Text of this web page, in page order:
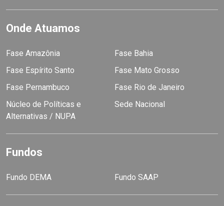
Onde Atuamos
Fase Amazônia
Fase Bahia
Fase Espírito Santo
Fase Mato Grosso
Fase Pernambuco
Fase Rio de Janeiro
Núcleo de Políticas e
Alternativas / NUPA
Sede Nacional
Fundos
Fundo DEMA Fundo SAAP